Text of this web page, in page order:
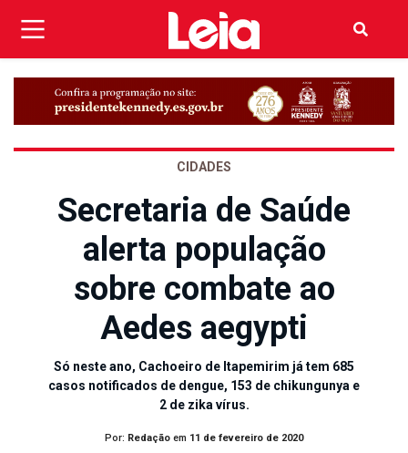
CIDADES
Secretaria de Saúde
alerta população
sobre combate ao
Aedes aegypti
Só neste ano, Cachoeiro de Itapemirim já tem 685
casos notificados de dengue, 153 de chikungunya e
2 de zika vírus.
Por: Redação em 11 de fevereiro de 2020